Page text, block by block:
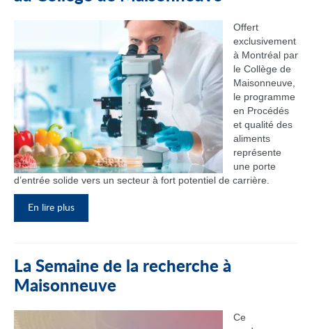
Offert
exclusivement
à Montréal par
le Collège de
Maisonneuve,
le programme
en Procédés
et qualité des
aliments
représente
une porte
d’entrée solide vers un secteur à fort potentiel de carrière.
En lire plus
La Semaine de la recherche à
Maisonneuve
Ce